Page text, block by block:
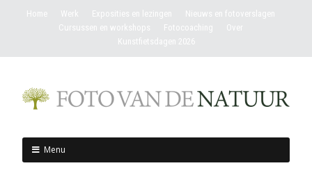
Home Werk Exposities en lezingen
Nieuws en fotoverslagen
Cursussen en workshops
Fotocoaching
Over
Kunstfietsdagen 2026
Menu